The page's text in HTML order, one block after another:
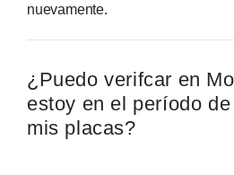
nuevamente.
¿Puedo verifcar en
estoy en el período
mis placas?